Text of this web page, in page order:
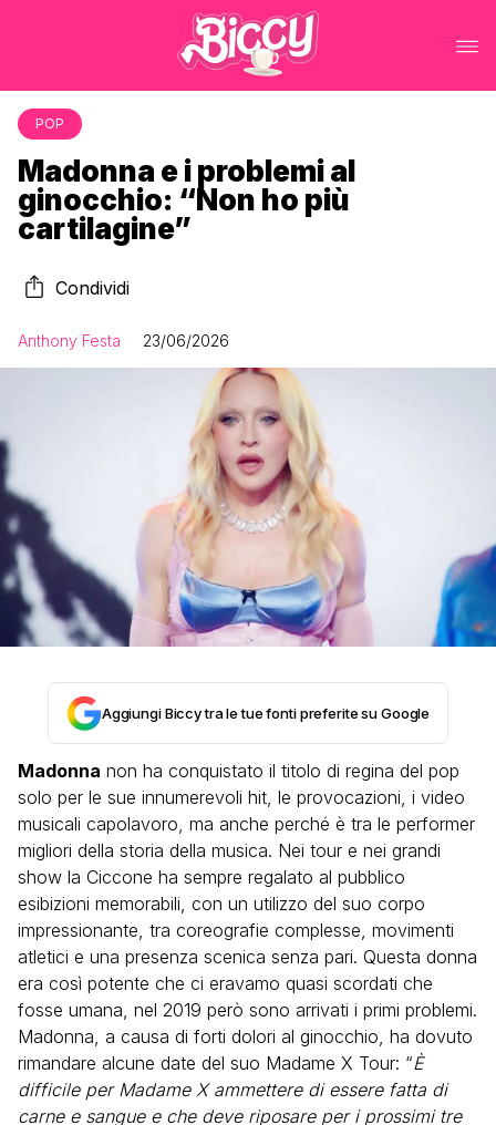
POP
Madonna e i problemi al
ginocchio: “Non ho più
cartilagine”
Condividi
Anthony Festa 23/06/2026
Aggiungi Biccy tra le tue fonti preferite su Google
Madonna non ha conquistato il titolo di regina del pop
solo per le sue innumerevoli hit, le provocazioni, i video
musicali capolavoro, ma anche perché è tra le performer
migliori della storia della musica. Nei tour e nei grandi
show la Ciccone ha sempre regalato al pubblico
esibizioni memorabili, con un utilizzo del suo corpo
impressionante, tra coreografie complesse, movimenti
atletici e una presenza scenica senza pari. Questa donna
era così potente che ci eravamo quasi scordati che
fosse umana, nel 2019 però sono arrivati i primi problemi.
Madonna, a causa di forti dolori al ginocchio, ha dovuto
rimandare alcune date del suo Madame X Tour: “È
difficile per Madame X ammettere di essere fatta di
carne e sangue e che deve riposare per i prossimi tre